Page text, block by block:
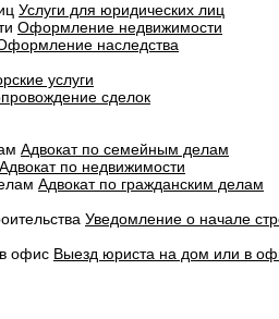
Услуги для юридических лиц
Оформление недвижимости
наследства
услуги
сделок
Адвокат по семейным делам
Адвокат по недвижимости
Адвокат по гражданским делам
Уведомление о начале
Выезд юриста на дом или в